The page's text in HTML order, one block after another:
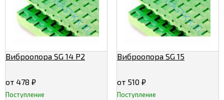
Виброопора SG 14 P2
от 478 ₽
Поступление
Виброопора SG 15
от 510 ₽
Поступление